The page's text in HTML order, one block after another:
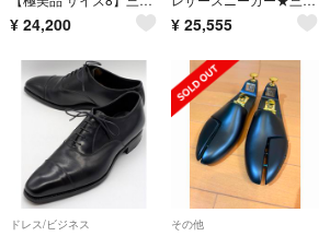
¥ 24,200 ¥ 25,555
ドレス/ビジネス その他